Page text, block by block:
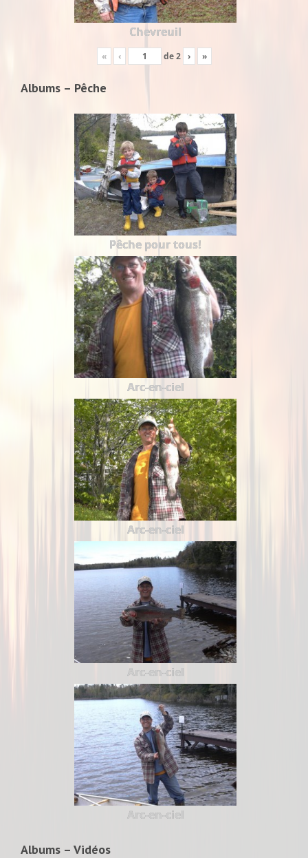
Chevreuil
« ‹ de2 › »
Albums – Pêche
Pêche pour tous!
Arc-en-ciel
Arc-en-ciel
Arc-en-ciel
Arc-en-ciel
Albums – Vidéos